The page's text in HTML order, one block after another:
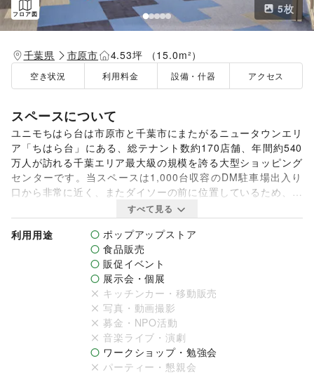
フロア図 5枚
千葉県 市原市 4.53坪 （15.0m²）
空き状況 利用料金 設備・什器 アクセス
スペースについて
ユニモちはら台は市原市と千葉市にまたがるニュータウンエリ
ア「ちはら台」にある、総テナント数約170店舗、年間約540
万人が訪れる千葉エリア最大級の規模を誇る大型ショッピング
センターです。当スペースは1,000台収容のDM駐車場出入り
口から非常に近く、またダイソーの前に位置しているため、非
常に人通りが多い場所になっています。プロモーションやポッ
プアップストアに最適です。お気軽にお問い合わせくださいま
せ。
※利用申し込みに際して各種手続きが必要です。
すべて見る
利用用途
ポップアップストア
食品販売
販促イベント
展示会・個展
キッチンカー・移動販売
写真・動画撮影
募金・NPO活動
音楽ライブ・演劇
ワークショップ・勉強会
パーティー・懇親会